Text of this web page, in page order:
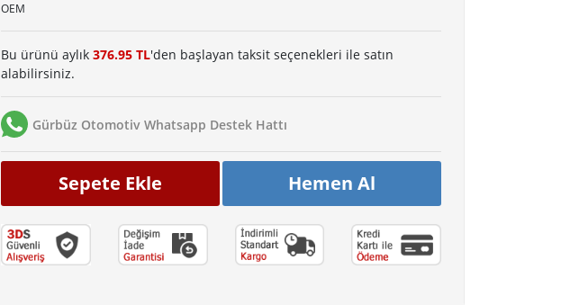
OEM
Bu ürünü aylık 376.95 TL'den başlayan taksit seçenekleri ile satın
alabilirsiniz.
Gürbüz Otomotiv Whatsapp Destek Hattı
Sepete Ekle Hemen Al